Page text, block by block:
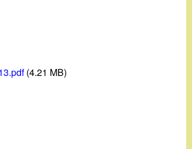
(4.21 MB)